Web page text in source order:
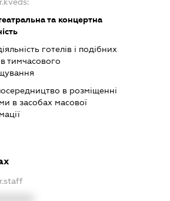
та концертна
готелів і подібних
тимчасового
в розміщенні
в засобах масової